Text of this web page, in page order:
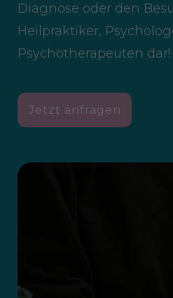
Diagnose oder den
Heilpraktiker,
Psychotherapeuten dar!
Jetzt anfragen